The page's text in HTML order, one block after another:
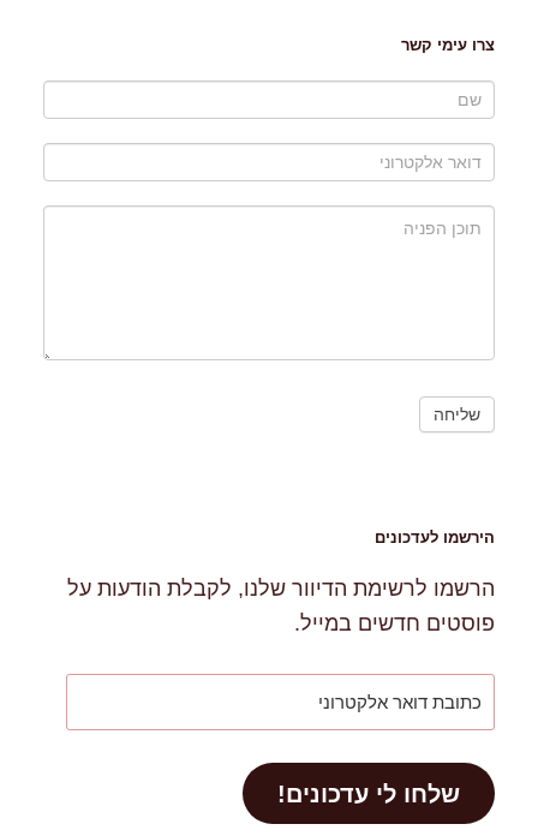
צרו עימי קשר
הירשמו לעדכונים
הרשמו לרשימת הדיוור שלנו, לקבלת הודעות על
פוסטים חדשים במייל.
דואר
אלקטרוני
שלחו לי עדכונים!